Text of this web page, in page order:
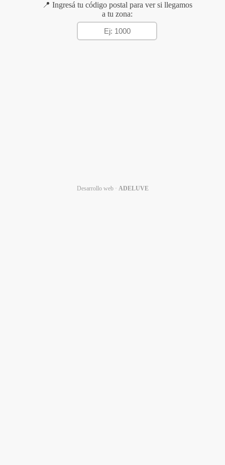
📍 Ingresá tu código postal para ver si llegamos
a tu zona:
Desarrollo web · ADELUVE